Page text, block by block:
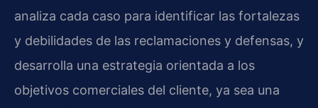
analiza cada caso para identificar las fortalezas
y debilidades de las reclamaciones y defensas, y
desarrolla una estrategia orientada a los
objetivos comerciales del cliente, ya sea una